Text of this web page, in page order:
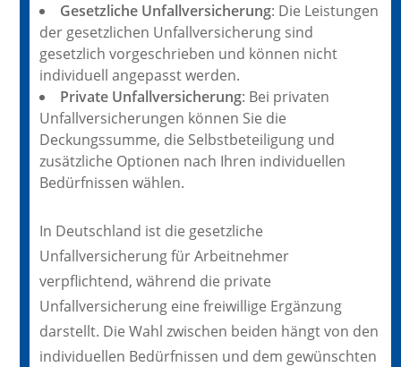
Gesetzliche Unfallversicherung: Die Leistungen
der gesetzlichen Unfallversicherung sind
gesetzlich vorgeschrieben und können nicht
individuell angepasst werden.
Private Unfallversicherung: Bei privaten
Unfallversicherungen können Sie die
Deckungssumme, die Selbstbeteiligung und
zusätzliche Optionen nach Ihren individuellen
Bedürfnissen wählen.
In Deutschland ist die gesetzliche
Unfallversicherung für Arbeitnehmer
verpflichtend, während die private
Unfallversicherung eine freiwillige Ergänzung
darstellt. Die Wahl zwischen beiden hängt von den
individuellen Bedürfnissen und dem gewünschten